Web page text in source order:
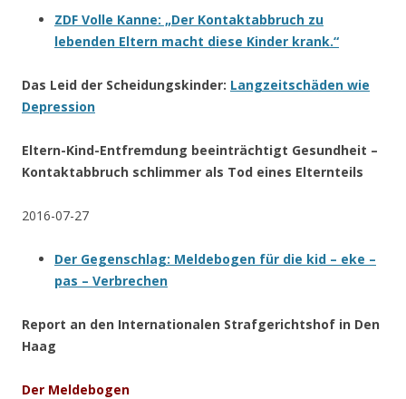
ZDF Volle Kanne: „Der Kontaktabbruch zu
lebenden Eltern macht diese Kinder krank.“
Das Leid der Scheidungskinder: Langzeitschäden wie
Depression
Eltern-Kind-Entfremdung beeinträchtigt Gesundheit –
Kontaktabbruch schlimmer als Tod eines Elternteils
2016-07-27
Der Gegenschlag: Meldebogen für die kid – eke –
pas – Verbrechen
Report an den Internationalen Strafgerichtshof in Den
Haag
Der Meldebogen